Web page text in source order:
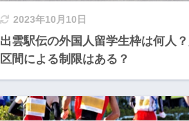
2023年10月10日
出雲駅伝の外国人留学生枠は何人
区間による制限はある？